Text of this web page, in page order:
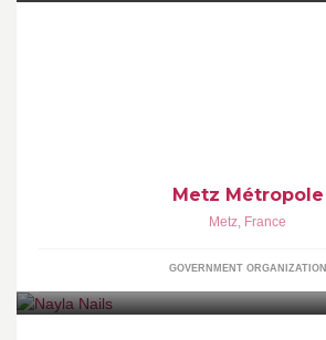
Metz Métropole
Metz, France
GOVERNMENT ORGANIZATION